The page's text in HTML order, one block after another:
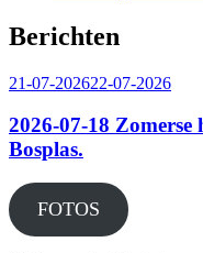
Berichten
Geplaatst
21-07-202622-07-2026
2026-07-18
Bosplas.
FOTOS